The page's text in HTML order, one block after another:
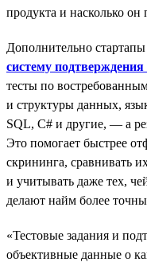
продукта и насколько он
Дополнительно
систему
тесты по
и структуры данных,
SQL, C# и другие, — а
Это помогает быстрее
скрининга, сравнивать
и учитывать даже тех,
делают найм более
«Тестовые задания и
объективные данные о